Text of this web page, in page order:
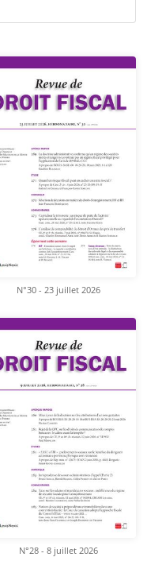
N°30 - 23 juillet 2026
N°28 - 8 juillet 2026